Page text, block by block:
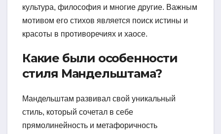
культура, философия и многие другие. Важным
мотивом его стихов является поиск истины и
красоты в противоречиях и хаосе.
Какие были особенности
стиля Мандельштама?
Мандельштам развивал свой уникальный
стиль, который сочетал в себе
прямолинейность и метафоричность